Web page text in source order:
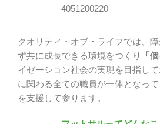
4051200220
クオリティ・オブ・ライフでは、
ず共に成長できる環境をつくり
「
イゼーション社会の実現を目指し
に関わる全ての職員が一体となって
を支援して参ります。